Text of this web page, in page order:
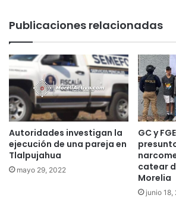
Publicaciones relacionadas
Autoridades investigan la
ejecución de una pareja en
Tlalpujahua
mayo 29, 2022
GC y
catear
Morelia
junio 18,